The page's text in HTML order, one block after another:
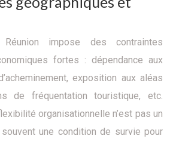
impose des contraintes
fortes : dépendance aux
exposition aux aléas
de fréquentation touristique, etc.
organisationnelle n’est pas un
une condition de survie pour